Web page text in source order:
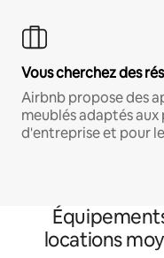
Vous cherchez des
Airbnb propose des
meublés adaptés
d'entreprise et pour
locations